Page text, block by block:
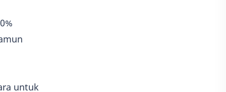
untuk